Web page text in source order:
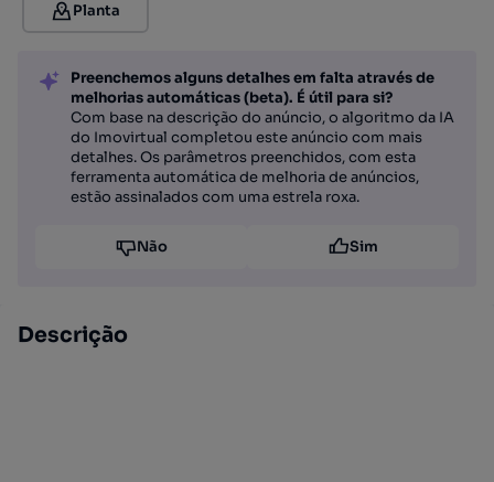
Planta
Preenchemos alguns detalhes em falta através de
melhorias automáticas (beta). É útil para si?
Com base na descrição do anúncio, o algoritmo da IA
do Imovirtual completou este anúncio com mais
detalhes. Os parâmetros preenchidos, com esta
ferramenta automática de melhoria de anúncios,
estão assinalados com uma estrela roxa.
Não Sim
Descrição